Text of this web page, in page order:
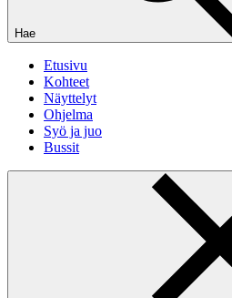
Hae
Etusivu
Kohteet
Näyttelyt
Ohjelma
Syö ja juo
Bussit